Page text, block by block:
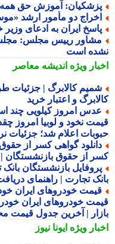
آموزش حق همه
دو مأمور ارشد
ایران به ادعای وزیر
رییس مجلس: مجلس
است
ویژهاندیشه معاصر
کالابرگ | جزئیات طرح
و اعتبار خرید
امروز کیلویی چند
نخود و لوبیا امروز چقدر
اعلام شد؛ جزئیات نرخ
گواهی کسر از حقوق
از حقوق بازنشستگان |
بازنشستگان بانک
تجارت | راهنمای
| آخرین جدول قیمت
ویژهایونا نیوز